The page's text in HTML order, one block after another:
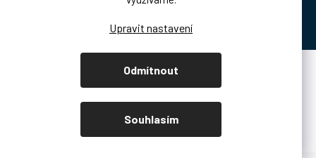
Odmítnout
Souhlasím
Vytvořil Shoptet Premium
Copyright 2026 . Všechna práva vyhrazena.
Upravit nastavení cookies